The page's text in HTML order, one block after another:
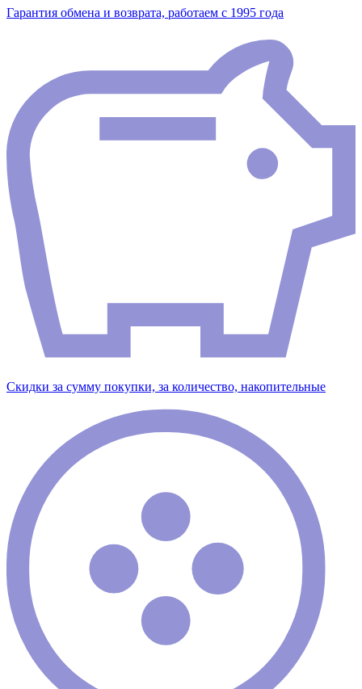
Гарантия обмена и возврата, работаем с 1995 года
Скидки за сумму покупки, за количество, накопительные